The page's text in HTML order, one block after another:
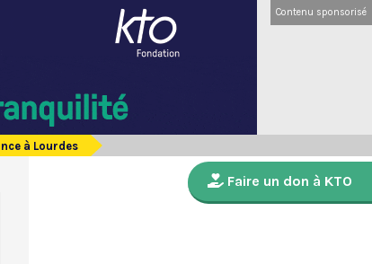
Contenu sponsorisé
à Lourdes
Faire un don à KTO